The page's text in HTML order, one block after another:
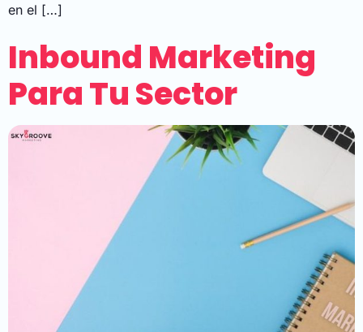
en el […]
Inbound Marketing
Para Tu Sector